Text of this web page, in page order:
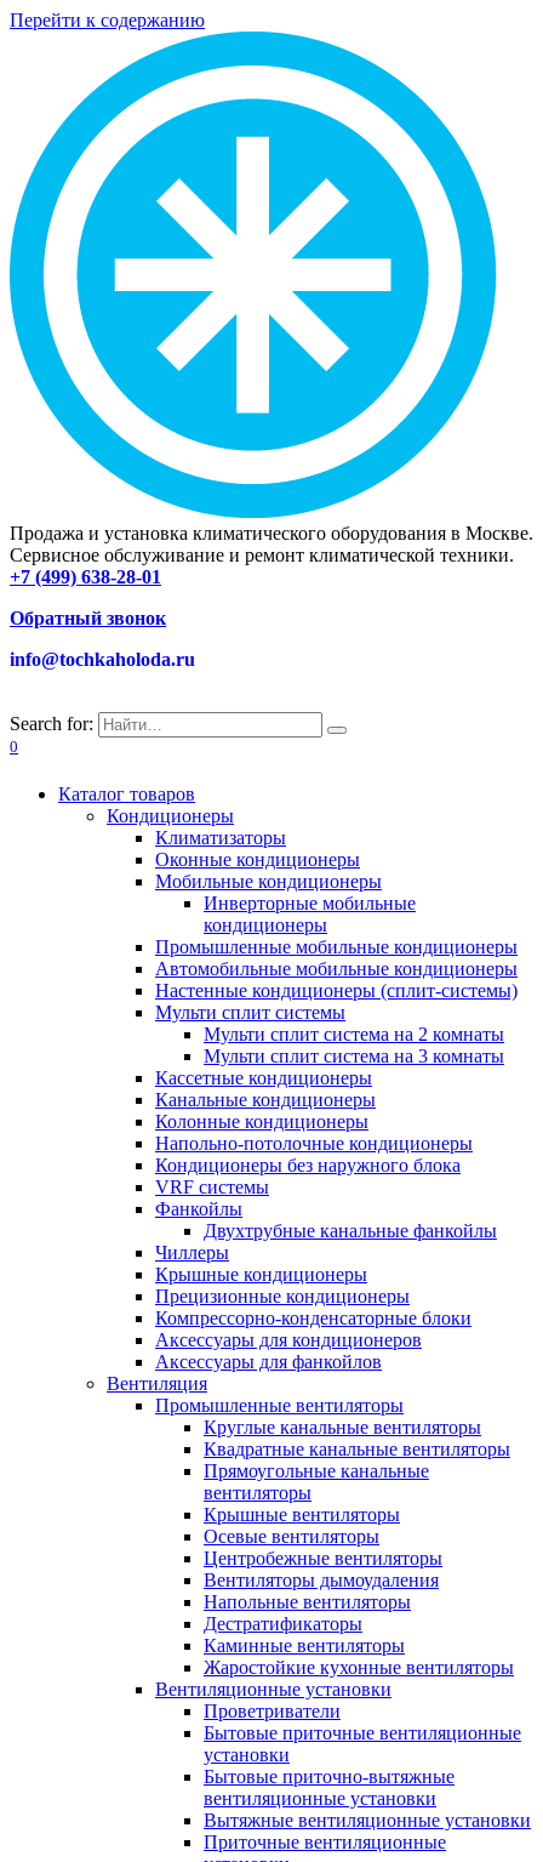
Перейти к содержанию
Продажа и установка климатического оборудования в Москве.
Сервисное обслуживание и ремонт климатической техники.
+7 (499) 638-28-01
Обратный звонок
info@tochkaholoda.ru
Search for:
0
Каталог товаров
Кондиционеры
Климатизаторы
Оконные кондиционеры
Мобильные кондиционеры
Инверторные мобильные
кондиционеры
Промышленные мобильные кондиционеры
Автомобильные мобильные кондиционеры
Настенные кондиционеры (сплит-системы)
Мульти сплит системы
Мульти сплит система на 2 комнаты
Мульти сплит система на 3 комнаты
Кассетные кондиционеры
Канальные кондиционеры
Колонные кондиционеры
Напольно-потолочные кондиционеры
Кондиционеры без наружного блока
VRF системы
Фанкойлы
Двухтрубные канальные фанкойлы
Чиллеры
Крышные кондиционеры
Прецизионные кондиционеры
Компрессорно-конденсаторные блоки
Аксессуары для кондиционеров
Аксессуары для фанкойлов
Вентиляция
Промышленные вентиляторы
Круглые канальные вентиляторы
Квадратные канальные вентиляторы
Прямоугольные канальные
вентиляторы
Крышные вентиляторы
Осевые вентиляторы
Центробежные вентиляторы
Вентиляторы дымоудаления
Напольные вентиляторы
Дестратификаторы
Каминные вентиляторы
Жаростойкие кухонные вентиляторы
Вентиляционные установки
Проветриватели
Бытовые приточные вентиляционные
установки
Бытовые приточно-вытяжные
вентиляционные установки
Вытяжные вентиляционные установки
Приточные вентиляционные